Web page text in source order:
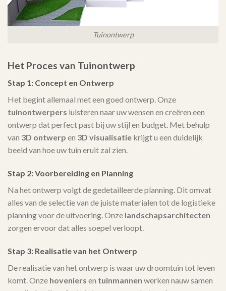
Tuinontwerp
Het Proces van Tuinontwerp
Stap 1: Concept en Ontwerp
Het begint allemaal met een goed ontwerp. Onze
tuinontwerpers luisteren naar uw wensen en creëren een
ontwerp dat perfect past bij uw stijl en budget. Met behulp
van 3D ontwerp en 3D visualisatie krijgt u een duidelijk
beeld van hoe uw tuin eruit zal zien.
Stap 2: Voorbereiding en Planning
Na het ontwerp volgt de gedetailleerde planning. Dit omvat
alles van de selectie van de juiste materialen tot de logistieke
planning voor de uitvoering. Onze landschapsarchitecten
zorgen ervoor dat alles soepel verloopt.
Stap 3: Realisatie van het Ontwerp
De realisatie van het ontwerp is waar uw droomtuin tot leven
komt. Onze hoveniers en tuinmannen werken nauw samen